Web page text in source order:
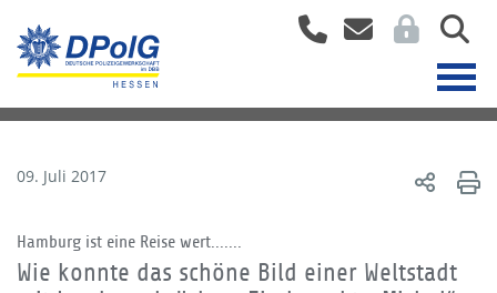
09. Juli 2017
Hamburg ist eine Reise wert.......
Wie konnte das schöne Bild einer Weltstadt